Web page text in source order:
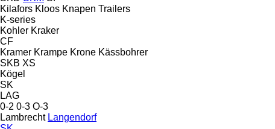
Kilafors Kloos Knapen Trailers
K-series
Kohler Kraker
CF
Kramer Krampe Krone Kässbohrer
SKB XS
Kögel
SK
LAG
0-2 0-3 O-3
Lambrecht Langendorf